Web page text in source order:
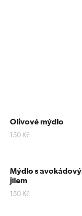
Olivové mýdlo
150 Kč
Mýdlo s
jílem
150 Kč